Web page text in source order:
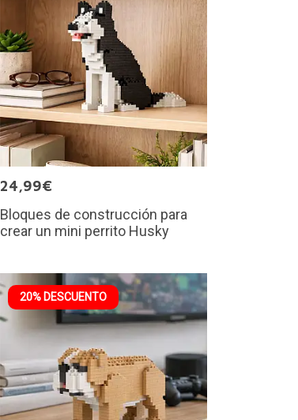
24,99€
Bloques de construcción para
crear un mini perrito Husky
20% DESCUENTO